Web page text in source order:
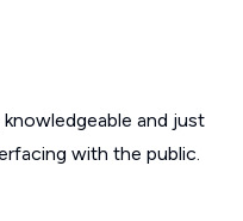
and just
with the public.